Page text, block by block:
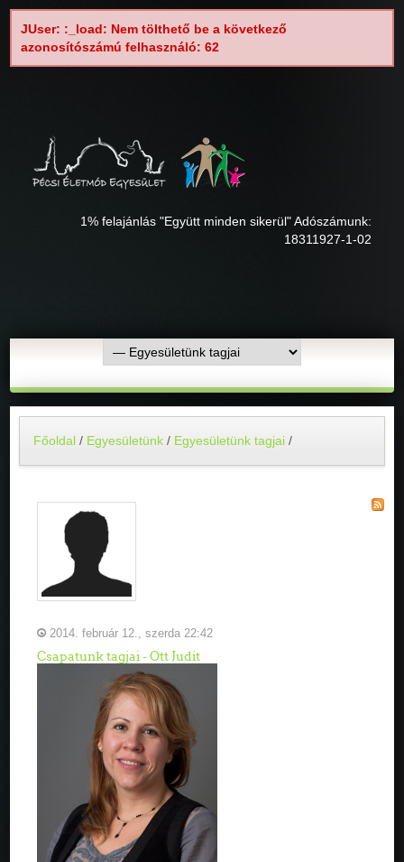
JUser: :_load: Nem tölthető be a következő
azonosítószámú felhasználó: 62
1% felajánlás "Együtt minden sikerül" Adószámunk:
18311927-1-02
Főoldal / Egyesületünk / Egyesületünk tagjai /
2014. február 12., szerda 22:42
Csapatunk tagjai - Ott Judit